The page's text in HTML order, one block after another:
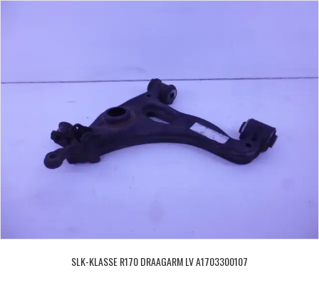
SLK-KLASSE R170 DRAAGARM LV A1703300107